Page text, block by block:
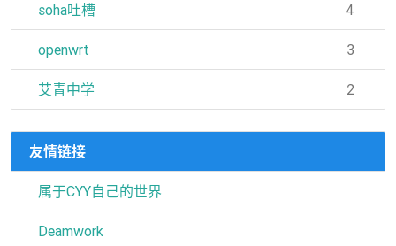
soha吐槽 4
openwrt 3
艾青中学 2
友情链接
属于CYY自己的世界
Deamwork